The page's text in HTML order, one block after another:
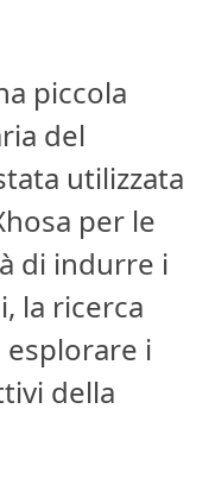
piccola
del
utilizzata
per le
di indurre i
la ricerca
esplorare i
della